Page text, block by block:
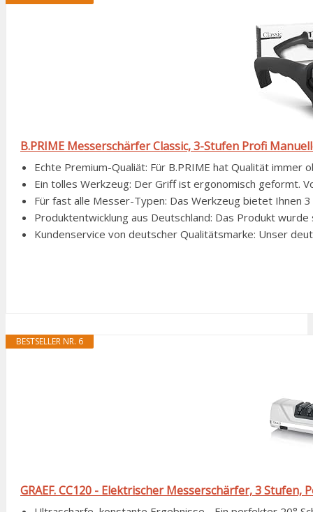
B.PRIME Messerschärfer Classic, 3-Stufen Profi
Echte Premium-Qualiät: Für B.PRIME hat Qualität immer
Ein tolles Werkzeug: Der Griff ist ergonomisch geformt.
Für fast alle Messer-Typen: Das Werkzeug bietet Ihnen
Produktentwicklung aus Deutschland: Das Produkt
Kundenservice von deutscher Qualitätsmarke: Unser
BESTSELLER NR. 6
GRAEF. CC120 - Elektrischer Messerschärfer, 3 Stufen,